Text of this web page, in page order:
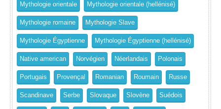
Mythologie orientale Mythologie orientale (hellénisé)
Mythologie romaine Mythologie Slave
Mythologie Égyptienne Mythologie Égyptienne (hellénisé)
Native american Norvégien Néerlandais Polonais
Portugais Provençal Romanian Roumain Russe
Scandinave Serbe Slovaque Slovène Suédois